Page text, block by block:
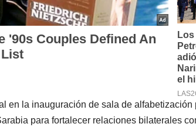
en la inauguración de sala de
para fortalecer relaciones bilaterales